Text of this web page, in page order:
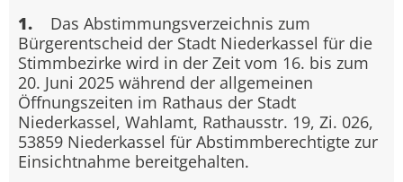
1. Das Abstimmungsverzeichnis zum
Bürgerentscheid der Stadt Niederkassel für die
Stimmbezirke wird in der Zeit vom 16. bis zum
20. Juni 2025 während der allgemeinen
Öffnungszeiten im Rathaus der Stadt
Niederkassel, Wahlamt, Rathausstr. 19, Zi. 026,
53859 Niederkassel für Abstimmberechtigte zur
Einsichtnahme bereitgehalten.